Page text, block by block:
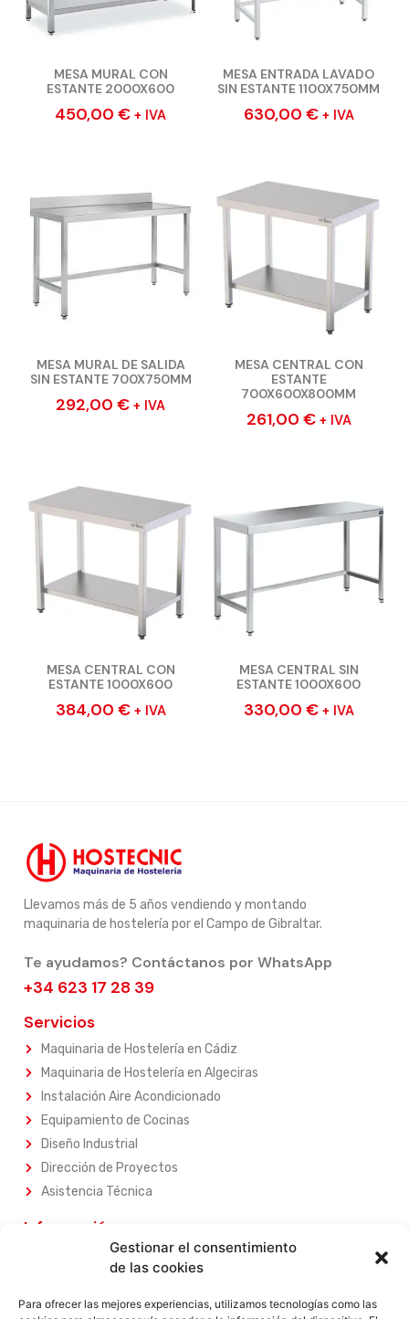
Gestionar el consentimiento
de las cookies
Para ofrecer las mejores experiencias, utilizamos tecnologías como las
MESA MURAL CON
ESTANTE 2000X600
450,00 € + IVA
MESA ENTRADA LAVADO
SIN ESTANTE 1100X750MM
630,00 € + IVA
MESA MURAL DE SALIDA
SIN ESTANTE 700X750MM
292,00 € + IVA
MESA CENTRAL CON
ESTANTE
700X600X800MM
261,00 € + IVA
MESA CENTRAL CON
ESTANTE 1000X600
384,00 € + IVA
MESA CENTRAL SIN
ESTANTE 1000X600
330,00 € + IVA
Llevamos más de 5 años vendiendo y montando
maquinaria de hostelería por el Campo de Gibraltar.
Te ayudamos? Contáctanos por WhatsApp
+34 623 17 28 39
Servicios
Maquinaria de Hostelería en Cádiz
Maquinaria de Hostelería en Algeciras
Instalación Aire Acondicionado
Equipamiento de Cocinas
Diseño Industrial
Dirección de Proyectos
Asistencia Técnica
Información
Sobre Nosotros
Nuestros Servicios
Nuestros Productos